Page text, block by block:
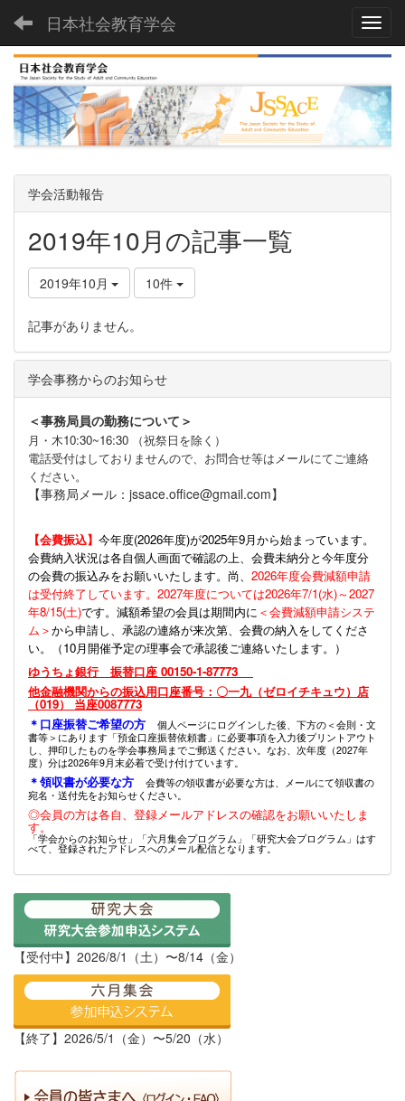
日本社会教育学会
学会活動報告
2019年10月の記事一覧
2019年10月 10件
記事がありません。
学会事務からのお知らせ
＜事務局員の勤務について＞
月・木10:30~16:30 （祝祭日を除く）
電話受付はしておりませんので、お問合せ等はメールにてご連絡
ください。
【事務局メール：jssace.office@gmail.com】
【会費振込】 今年度(2026年度)が2025年9月から始まっています。
会費納入状況は各自個人画面で確認の上、会費未納分と今年度分
の会費の振込みをお願いいたします。尚、 2026年度会費減額申請
は受付終了しています。2027年度については2026年7/1(水)～2027
年8/15(土)です。減額希望の会員は期間内に ＜会費減額申請システ
ム＞から申請し、承認の連絡が来次第、会費の納入をしてくださ
い。（10月開催予定の理事会で承認後ご連絡いたします。）
ゆうちょ銀行 振替口座 00150-1-87773
他金融機関からの振込用口座番号：〇一九（ゼロイチキュウ）店
（019） 当座0087773
＊口座振替ご希望の方
個人ページにログインした後、下方の＜会則・文
書等＞にあります「預金口座振替依頼書」に必要事項を入力後プリントアウト
し、押印したものを学会事務局までご郵送ください。なお、次年度（2027年
度）分は2026年9月末必着で受け付けています。
＊領収書が必要な方
会費等の領収書が必要な方は、メールにて領収書の
宛名・送付先をお知らせください。
◎会員の方は各自、登録メールアドレスの確認をお願いいたしま
す。
「学会からのお知らせ」「六月集会プログラム」「研究大会プログラム」はす
べて、登録されたアドレスへのメール配信となります。
【受付中】2026/8/1（土）〜8/14（金）
【終了】2026/5/1（金）〜5/20（水）